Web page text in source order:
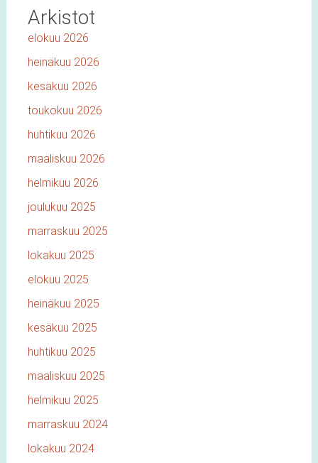
Arkistot
elokuu 2026
heinäkuu 2026
kesäkuu 2026
toukokuu 2026
huhtikuu 2026
maaliskuu 2026
helmikuu 2026
joulukuu 2025
marraskuu 2025
lokakuu 2025
elokuu 2025
heinäkuu 2025
kesäkuu 2025
huhtikuu 2025
maaliskuu 2025
helmikuu 2025
marraskuu 2024
lokakuu 2024